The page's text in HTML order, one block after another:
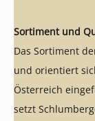
Sortiment und
Das Sortiment
und orientiert
Österreich
setzt